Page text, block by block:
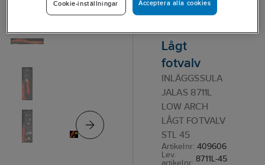
Jalas 8711L
Low Arch
Lågt
fotvalv
INLÄGGSSULA
JALAS 8711L
LOW ARCH
LÅGT FOTVALV
STL 45
Artikelnr: 409606
Lev.
artikelnr: 8711L-45
Acceptera alla cookies
Cookie-inställningar